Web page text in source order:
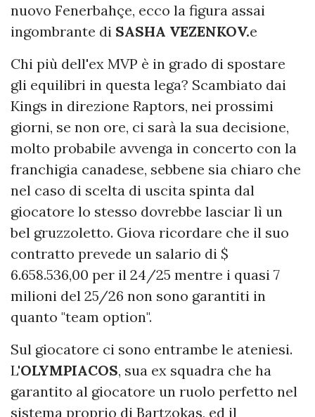
nuovo Fenerbahçe, ecco la figura assai
ingombrante di SASHA VEZENKOV.e
Chi più dell'ex MVP è in grado di spostare
gli equilibri in questa lega? Scambiato dai
Kings in direzione Raptors, nei prossimi
giorni, se non ore, ci sarà la sua decisione,
molto probabile avvenga in concerto con la
franchigia canadese, sebbene sia chiaro che
nel caso di scelta di uscita spinta dal
giocatore lo stesso dovrebbe lasciar lì un
bel gruzzoletto. Giova ricordare che il suo
contratto prevede un salario di $
6.658.536,00 per il 24/25 mentre i quasi 7
milioni del 25/26 non sono garantiti in
quanto "team option".
Sul giocatore ci sono entrambe le ateniesi.
L'OLYMPIACOS, sua ex squadra che ha
garantito al giocatore un ruolo perfetto nel
sistema proprio di Bartzokas, ed il